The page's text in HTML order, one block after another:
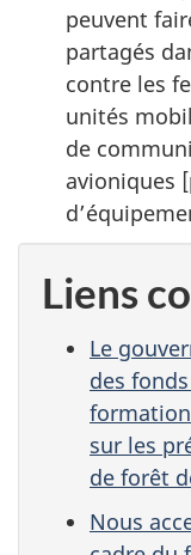
peuvent
partagés
contre les
unités
de
avioniques
Liens
Le
des
sur les
de forêt
Nous